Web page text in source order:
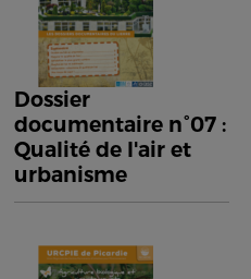
Dossier
documentaire n°07 :
Qualité de l'air et
urbanisme